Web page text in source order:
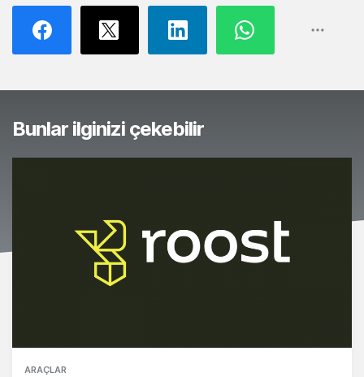
Bunlar ilginizi çekebilir
ARAÇLAR